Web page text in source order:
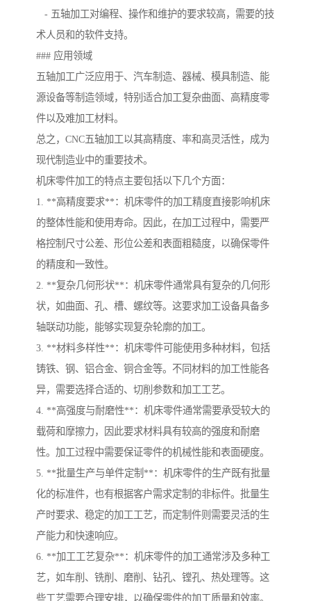
- 五轴加工对编程、操作和维护的要求较高，需要的技
术人员和的软件支持。
### 应用领域
五轴加工广泛应用于、汽车制造、器械、模具制造、能
源设备等制造领域，特别适合加工复杂曲面、高精度零
件以及难加工材料。
总之，CNC五轴加工以其高精度、率和高灵活性，成为
现代制造业中的重要技术。
机床零件加工的特点主要包括以下几个方面：
1. **高精度要求**：机床零件的加工精度直接影响机床
的整体性能和使用寿命。因此，在加工过程中，需要严
格控制尺寸公差、形位公差和表面粗糙度，以确保零件
的精度和一致性。
2. **复杂几何形状**：机床零件通常具有复杂的几何形
状，如曲面、孔、槽、螺纹等。这要求加工设备具备多
轴联动功能，能够实现复杂轮廓的加工。
3. **材料多样性**：机床零件可能使用多种材料，包括
铸铁、钢、铝合金、铜合金等。不同材料的加工性能各
异，需要选择合适的、切削参数和加工工艺。
4. **高强度与耐磨性**：机床零件通常需要承受较大的
载荷和摩擦力，因此要求材料具有较高的强度和耐磨
性。加工过程中需要保证零件的机械性能和表面硬度。
5. **批量生产与单件定制**：机床零件的生产既有批量
化的标准件，也有根据客户需求定制的非标件。批量生
产时要求、稳定的加工工艺，而定制件则需要灵活的生
产能力和快速响应。
6. **加工工艺复杂**：机床零件的加工通常涉及多种工
艺，如车削、铣削、磨削、钻孔、镗孔、热处理等。这
些工艺需要合理安排，以确保零件的加工质量和效率。